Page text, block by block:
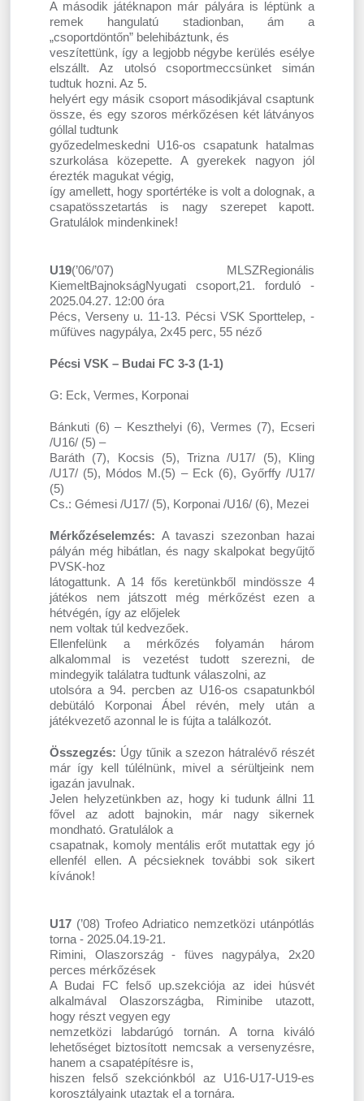
A második játéknapon már pályára is léptünk a
remek hangulatú stadionban, ám a
„csoportdöntőn” belehibáztunk, és
veszítettünk, így a legjobb négybe kerülés esélye
elszállt. Az utolsó csoportmeccsünket simán
tudtuk hozni. Az 5.
helyért egy másik csoport másodikjával csaptunk
össze, és egy szoros mérkőzésen két látványos
góllal tudtunk
győzedelmeskedni U16-os csapatunk hatalmas
szurkolása közepette. A gyerekek nagyon jól
érezték magukat végig,
így amellett, hogy sportértéke is volt a dolognak, a
csapatösszetartás is nagy szerepet kapott.
Gratulálok mindenkinek!
U19(’06/’07) MLSZRegionális
KiemeltBajnokságNyugati csoport,21. forduló -
2025.04.27. 12:00 óra
Pécs, Verseny u. 11-13. Pécsi VSK Sporttelep, -
műfüves nagypálya, 2x45 perc, 55 néző
Pécsi VSK – Budai FC 3-3 (1-1)
G: Eck, Vermes, Korponai
Bánkuti (6) – Keszthelyi (6), Vermes (7), Ecseri
/U16/ (5) –
Baráth (7), Kocsis (5), Trizna /U17/ (5), Kling
/U17/ (5), Módos M.(5) – Eck (6), Győrffy /U17/
(5)
Cs.: Gémesi /U17/ (5), Korponai /U16/ (6), Mezei
Mérkőzéselemzés: A tavaszi szezonban hazai
pályán még hibátlan, és nagy skalpokat begyűjtő
PVSK-hoz
látogattunk. A 14 fős keretünkből mindössze 4
játékos nem játszott még mérkőzést ezen a
hétvégén, így az előjelek
nem voltak túl kedvezőek.
Ellenfelünk a mérkőzés folyamán három
alkalommal is vezetést tudott szerezni, de
mindegyik találatra tudtunk válaszolni, az
utolsóra a 94. percben az U16-os csapatunkból
debütáló Korponai Ábel révén, mely után a
játékvezető azonnal le is fújta a találkozót.
Összegzés: Úgy tűnik a szezon hátralévő részét
már így kell túlélnünk, mivel a sérültjeink nem
igazán javulnak.
Jelen helyzetünkben az, hogy ki tudunk állni 11
fővel az adott bajnokin, már nagy sikernek
mondható. Gratulálok a
csapatnak, komoly mentális erőt mutattak egy jó
ellenfél ellen. A pécsieknek további sok sikert
kívánok!
U17 (’08) Trofeo Adriatico nemzetközi utánpótlás
torna - 2025.04.19-21.
Rimini, Olaszország - füves nagypálya, 2x20
perces mérkőzések
A Budai FC felső up.szekciója az idei húsvét
alkalmával Olaszországba, Riminibe utazott,
hogy részt vegyen egy
nemzetközi labdarúgó tornán. A torna kiváló
lehetőséget biztosított nemcsak a versenyzésre,
hanem a csapatépítésre is,
hiszen felső szekciónkból az U16-U17-U19-es
korosztályaink utaztak el a tornára.